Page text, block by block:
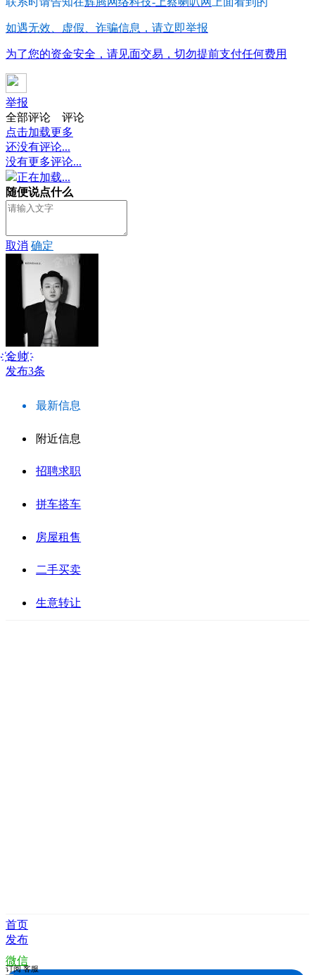
如遇无效、虚假、诈骗信息，请立即举报
为了您的资金安全，请见面交易，切勿提前支付任何费用
举报
全部评论
评论
点击加载更多
还没有评论...
没有更多评论...
正在加载...
随便说点什么
取消 确定
ㅤ҉金帅ㅤ҉
发布3条
最新信息
附近信息
招聘求职
拼车搭车
房屋租售
二手买卖
生意转让
首页
发布
微信
订阅 客服